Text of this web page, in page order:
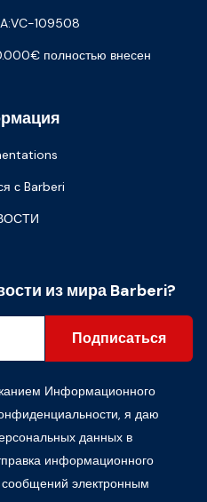
с Barberi
109508
полностью внесен
из мира Barberi?
Подписаться
Информационного
, я даю
данных в
информационного
электронным